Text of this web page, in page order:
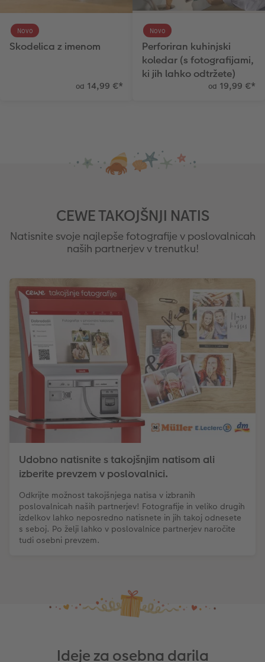
Skodelica z imenom
Novo
od 14,99 €*
Perforiran kuhinjski
koledar (s fotografijami,
ki jih lahko odtržete)
Novo
od 19,99 €*
CEWE TAKOJŠNJI NATIS
Natisnite svoje najlepše fotografije v poslovalnicah
naših partnerjev v trenutku!
Udobno natisnite s takojšnjim natisom ali
izberite prevzem v poslovalnici.
Odkrijte možnost takojšnjega natisa v izbranih
poslovalnicah naših partnerjev! Fotografije in veliko drugih
izdelkov lahko neposredno natisnete in jih takoj odnesete
s seboj. Po želji lahko v poslovalnice partnerjev naročite
tudi osebni prevzem.
Ideje za osebna darila